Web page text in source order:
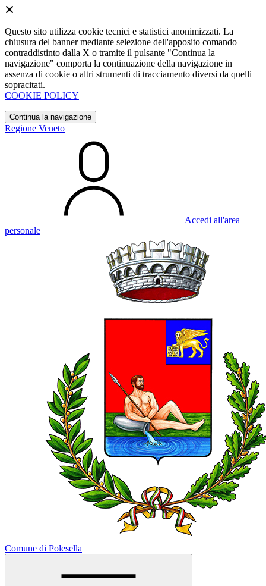
Questo sito utilizza cookie tecnici e statistici anonimizzati. La
chiusura del banner mediante selezione dell'apposito comando
contraddistinto dalla X o tramite il pulsante "Continua la
navigazione" comporta la continuazione della navigazione in
assenza di cookie o altri strumenti di tracciamento diversi da quelli
sopracitati.
COOKIE POLICY
Continua la navigazione
Regione Veneto
Accedi all'area
personale
Comune di Polesella